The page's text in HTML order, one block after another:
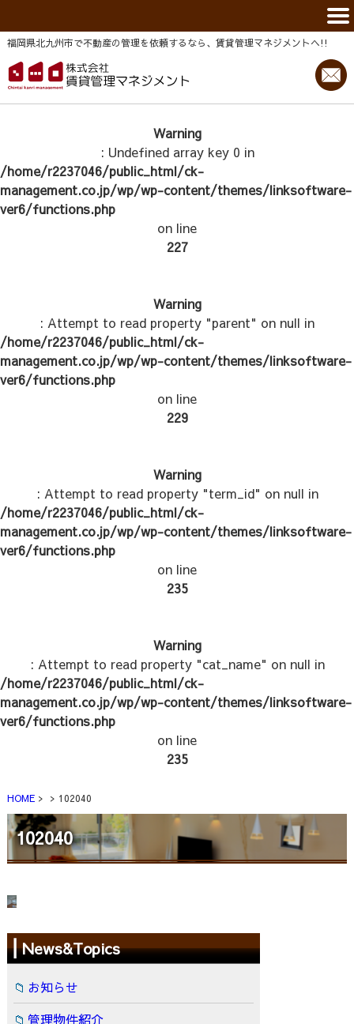
福岡県北九州市で不動産の管理を依頼するなら、賃貸管理マネジメントヘ!!
Warning
: Undefined array key 0 in
/home/r2237046/public_html/ck-
management.co.jp/wp/wp-content/themes/linksoftware-
ver6/functions.php
on line
227
Warning
: Attempt to read property "parent" on null in
/home/r2237046/public_html/ck-
management.co.jp/wp/wp-content/themes/linksoftware-
ver6/functions.php
on line
229
Warning
: Attempt to read property "term_id" on null in
/home/r2237046/public_html/ck-
management.co.jp/wp/wp-content/themes/linksoftware-
ver6/functions.php
on line
235
Warning
: Attempt to read property "cat_name" on null in
/home/r2237046/public_html/ck-
management.co.jp/wp/wp-content/themes/linksoftware-
ver6/functions.php
on line
235
HOME 102040
102040
News&Topics
お知らせ
管理物件紹介